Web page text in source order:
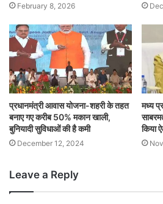
February 8, 2026
प्रधानमंत्री आवास योजना-शहरी के तहत
बनाए गए करीब 50% मकान खाली,
बुनियादी सुविधाओं की है कमी
December 12, 2024
मध्य
किया
Leave a Reply